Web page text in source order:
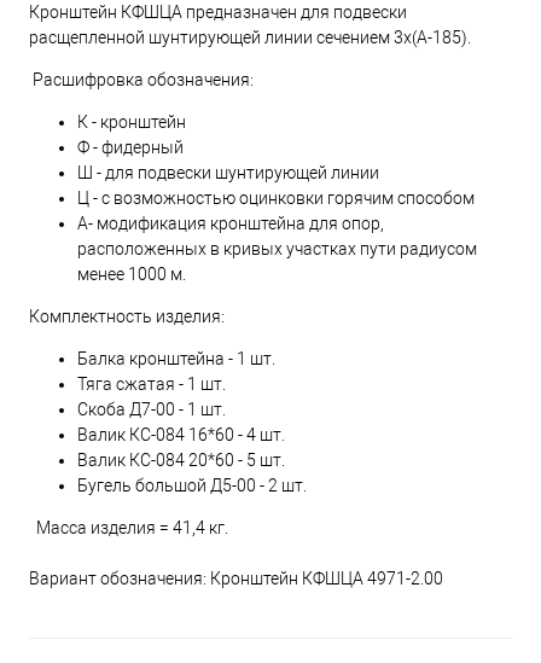
Кронштейн КФШЦА предназначен для подвески
расщепленной шунтирующей линии сечением 3х(А-185).
Расшифровка обозначения:
К - кронштейн
Ф - фидерный
Ш - для подвески шунтирующей линии
Ц - с возможностью оцинковки горячим способом
А- модификация кронштейна для опор,
расположенных в кривых участках пути радиусом
менее 1000 м.
Комплектность изделия:
Балка кронштейна - 1 шт.
Тяга сжатая - 1 шт.
Скоба Д7-00 - 1 шт.
Валик КС-084 16*60 - 4 шт.
Валик КС-084 20*60 - 5 шт.
Бугель большой Д5-00 - 2 шт.
Масса изделия = 41,4 кг.
Вариант обозначения: Кронштейн КФШЦА 4971-2.00